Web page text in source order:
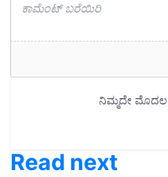
Read next